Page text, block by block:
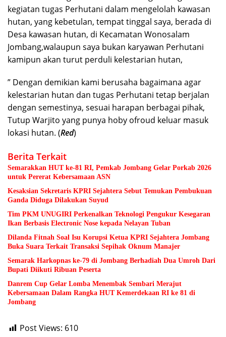
kegiatan tugas Perhutani dalam mengelolah kawasan
hutan, yang kebetulan, tempat tinggal saya, berada di
Desa kawasan hutan, di Kecamatan Wonosalam
Jombang,walaupun saya bukan karyawan Perhutani
kamipun akan turut perduli kelestarian hutan,
” Dengan demikian kami berusaha bagaimana agar
kelestarian hutan dan tugas Perhutani tetap berjalan
dengan semestinya, sesuai harapan berbagai pihak,
Tutup Warjito yang punya hoby ofroud keluar masuk
lokasi hutan. (Red)
Berita Terkait
Semarakkan HUT ke-81 RI, Pemkab Jombang Gelar Porkab 2026
untuk Pererat Kebersamaan ASN
Kesaksian Sekretaris KPRI Sejahtera Sebut Temukan Pembukuan
Ganda Diduga Dilakukan Suyud
Tim PKM UNUGIRI Perkenalkan Teknologi Pengukur Kesegaran
Ikan Berbasis Electronic Nose kepada Nelayan Tuban
Dilanda Fitnah Soal Isu Korupsi Ketua KPRI Sejahtera Jombang
Buka Suara Terkait Transaksi Sepihak Oknum Manajer
Semarak Harkopnas ke-79 di Jombang Berhadiah Dua Umroh Dari
Bupati Diikuti Ribuan Peserta
Danrem Cup Gelar Lomba Menembak Sembari Merajut
Kebersamaan Dalam Rangka HUT Kemerdekaan RI ke 81 di
Jombang
Post Views: 610